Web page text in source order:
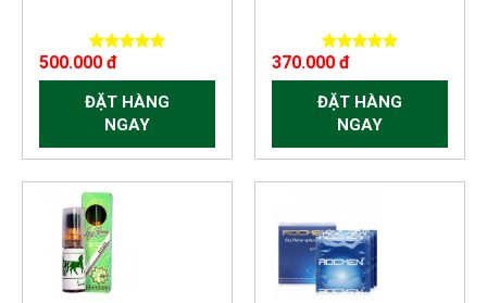
500.000 đ
ĐẶT HÀNG
NGAY
370.000 đ
ĐẶT HÀNG
NGAY